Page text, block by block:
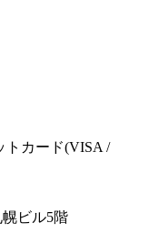
カード(VISA /
幌ビル5階